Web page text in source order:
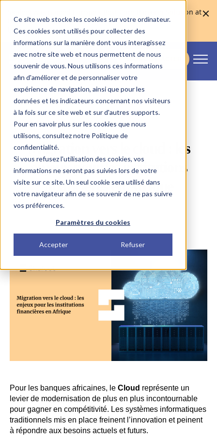
Ce site web stocke les cookies sur votre ordinateur.
Ces cookies sont utilisés pour collecter des
informations sur la manière dont vous interagissez
avec notre site web et nous permettent de nous
souvenir de vous. Nous utilisons ces informations
afin d'améliorer et de personnaliser votre
expérience de navigation, ainsi que pour les
données et les indicateurs concernant nos visiteurs
à la fois sur ce site web et sur d'autres supports.
Pour en savoir plus sur les cookies que nous
utilisons, consultez notre Politique de
confidentialité.
Si vous refusez l'utilisation des cookies, vos
informations ne seront pas suivies lors de votre
visite sur ce site. Un seul cookie sera utilisé dans
votre navigateur afin de se souvenir de ne pas suivre
vos préférences.
Paramètres du cookies
Accepter Refuser
Skaleet was named Europe's Best Core Banking Solution at
the Euromoney Awards for Excellence 2026
En savoir plus
Skaleet
Migration vers le cloud : les
enjeux pour les institutions
financières en Afrique
Pour les banques africaines, le Cloud représente un
levier de modernisation de plus en plus incontournable
pour gagner en compétitivité. Les systèmes informatiques
traditionnels mis en place freinent l’innovation et peinent
à répondre aux besoins actuels et futurs.